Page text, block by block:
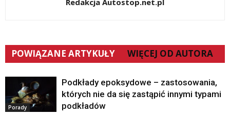
Redakcja Autostop.net.pl
POWIĄZANE ARTYKUŁY WIĘCEJ OD AUTORA
Porady
Podkłady epoksydowe – zastosowania,
których nie da się zastąpić innymi typami
podkładów